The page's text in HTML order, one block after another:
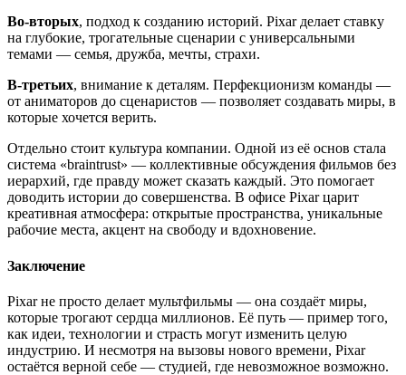
Во-вторых, подход к созданию историй. Pixar делает ставку
на глубокие, трогательные сценарии с универсальными
темами — семья, дружба, мечты, страхи.
В-третьих, внимание к деталям. Перфекционизм команды —
от аниматоров до сценаристов — позволяет создавать миры, в
которые хочется верить.
Отдельно стоит культура компании. Одной из её основ стала
система «braintrust» — коллективные обсуждения фильмов без
иерархий, где правду может сказать каждый. Это помогает
доводить истории до совершенства. В офисе Pixar царит
креативная атмосфера: открытые пространства, уникальные
рабочие места, акцент на свободу и вдохновение.
Заключение
Pixar не просто делает мультфильмы — она создаёт миры,
которые трогают сердца миллионов. Её путь — пример того,
как идеи, технологии и страсть могут изменить целую
индустрию. И несмотря на вызовы нового времени, Pixar
остаётся верной себе — студией, где невозможное возможно.